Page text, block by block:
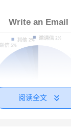
Write an Email
阅读全文